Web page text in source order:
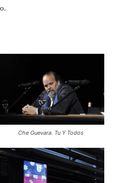
Che Guevara. Tu Y Todos